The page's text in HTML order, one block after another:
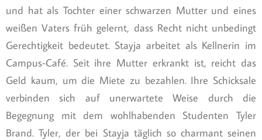
und hat als Tochter einer schwarzen Mutter und eines
weißen Vaters früh gelernt, dass Recht nicht unbedingt
Gerechtigkeit bedeutet. Stayja arbeitet als Kellnerin im
Campus-Café. Seit ihre Mutter erkrankt ist, reicht das
Geld kaum, um die Miete zu bezahlen. Ihre Schicksale
verbinden sich auf unerwartete Weise durch die
Begegnung mit dem wohlhabenden Studenten Tyler
Brand. Tyler, der bei Stayja täglich so charmant seinen